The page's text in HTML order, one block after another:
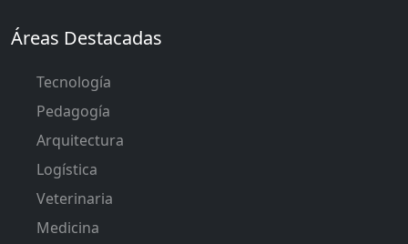
Áreas Destacadas
Tecnología
Pedagogía
Arquitectura
Logística
Veterinaria
Medicina